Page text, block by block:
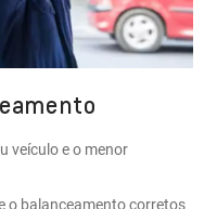
veículo e o menor
o balanceamento corretos